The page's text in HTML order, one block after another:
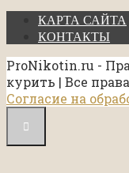
КАРТА САЙТА
КОНТАКТЫ
ProNikotin.ru -
курить | Все
Согласие на